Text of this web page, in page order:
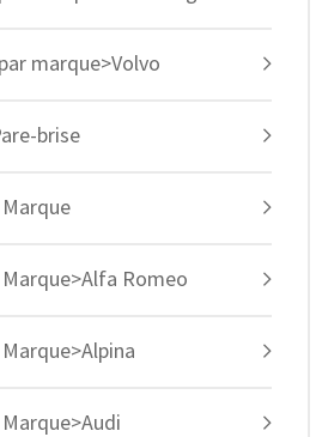
marque>Volvo
brise
Romeo